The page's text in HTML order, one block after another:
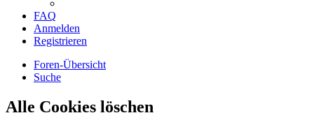
FAQ
Anmelden
Registrieren
Foren-Übersicht
Suche
Alle Cookies löschen